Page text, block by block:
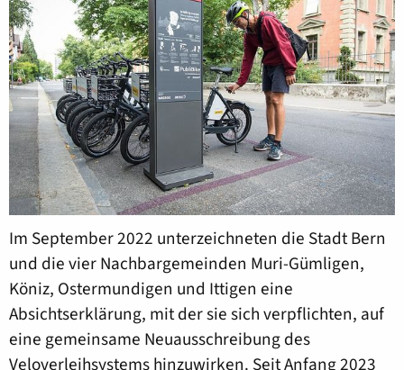
Im September 2022 unterzeichneten die Stadt Bern
und die vier Nachbargemeinden Muri-Gümligen,
Köniz, Ostermundigen und Ittigen eine
Absichtserklärung, mit der sie sich verpflichten, auf
eine gemeinsame Neuausschreibung des
Veloverleihsystems hinzuwirken. Seit Anfang 2023